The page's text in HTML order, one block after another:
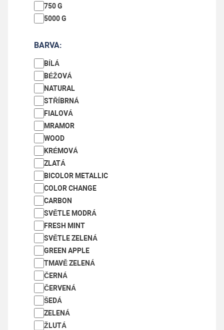
750 G
5000 G
BARVA:
BÍLÁ
BÉŽOVÁ
NATURAL
STŘÍBRNÁ
FIALOVÁ
MRAMOR
WOOD
KRÉMOVÁ
ZLATÁ
BICOLOR METALLIC
COLOR CHANGE
CARBON
SVĚTLE MODRÁ
FRESH MINT
SVĚTLE ZELENÁ
GREEN APPLE
TMAVĚ ZELENÁ
ČERNÁ
ČERVENÁ
ŠEDÁ
ZELENÁ
ŽLUTÁ
REC-PLA - 1,75 mm - XXL Just BLACK - 2000 g
Skladem
929 Kč
+
- ks